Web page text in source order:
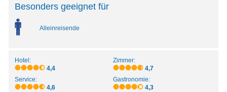
Besonders geeignet für
Alleinreisende
Hotel:
4,4
Zimmer:
4,7
Service:
4,6
Gastronomie:
4,3